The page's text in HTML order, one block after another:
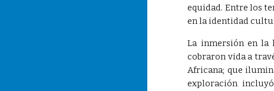
equidad. Entre los
en la identidad
La inmersión en la
cobraron vida a
Africana; que
exploración